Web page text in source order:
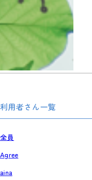
利用者さん一覧
全員
Agree
aina